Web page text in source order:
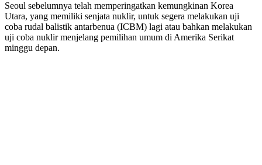
Seoul sebelumnya telah memperingatkan kemungkinan Korea
Utara, yang memiliki senjata nuklir, untuk segera melakukan uji
coba rudal balistik antarbenua (ICBM) lagi atau bahkan melakukan
uji coba nuklir menjelang pemilihan umum di Amerika Serikat
minggu depan.